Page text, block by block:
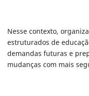
Nesse contexto,
estruturados de
demandas futuras e
mudanças com mais